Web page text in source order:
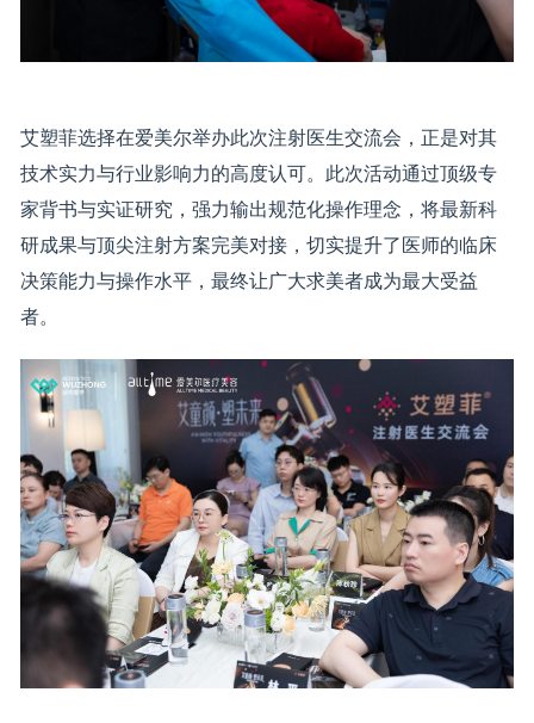
艾塑菲选择在爱美尔举办此次注射医生交流会，正是对其
技术实力与行业影响力的高度认可。此次活动通过顶级专
家背书与实证研究，强力输出规范化操作理念，将最新科
研成果与顶尖注射方案完美对接，切实提升了医师的临床
决策能力与操作水平，最终让广大求美者成为最大受益
者。